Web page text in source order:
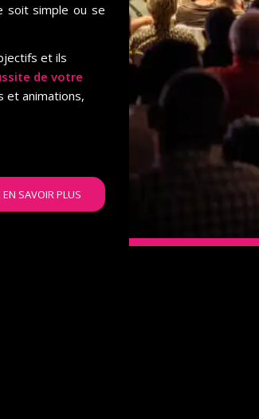
soit simple ou se
et ils
de votre
et animations,
EN SAVOIR PLUS